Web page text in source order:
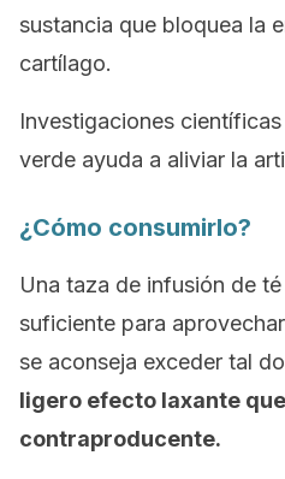
sustancia que bloquea la
cartílago.
Investigaciones
verde ayuda a aliviar la
¿Cómo consumirlo?
Una taza de infusión de
suficiente para
se aconseja exceder tal
ligero efecto laxante
contraproducente.